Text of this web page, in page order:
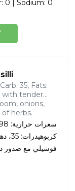
0 | Sodium: 0
35, Fats:
with tender
onions,
herbs.
فوسيلي مع صدور
،